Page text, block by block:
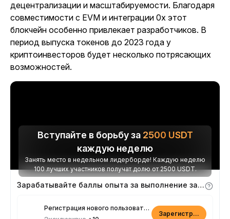
децентрализации и масштабируемости. Благодаря
совместимости с EVM и интеграции 0x этот
блокчейн особенно привлекает разработчиков. В
период выпуска токенов до 2023 года у
криптоинвесторов будет несколько потрясающих
возможностей.
Вступайте в борьбу за 2500 USDT
каждую неделю
Занять место в недельном лидерборде! Каждую неделю
100 лучших участников получат долю от 2500 USDT.
Зарабатывайте баллы опыта за выполнение заданий
Регистрация нового пользователя
Зарегистрироваться